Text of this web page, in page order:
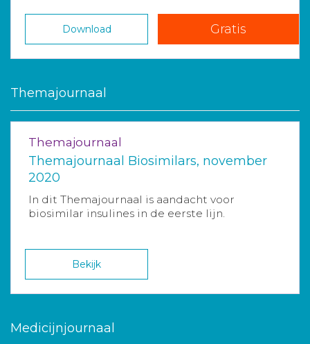
Download Gratis
Themajournaal
Themajournaal
Themajournaal Biosimilars, november
2020
In dit Themajournaal is aandacht voor
biosimilar insulines in de eerste lijn.
Bekijk
Medicijnjournaal